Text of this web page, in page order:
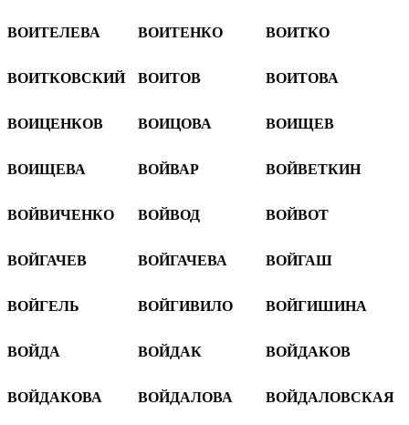
ВОИТЕЛЕВА ВОИТЕНКО ВОИТКО
ВОИТКОВСКИЙ ВОИТОВ ВОИТОВА
ВОИЦЕНКОВ ВОИЦОВА ВОИЩЕВ
ВОИЩЕВА ВОЙВАР ВОЙВЕТКИН
ВОЙВИЧЕНКО ВОЙВОД ВОЙВОТ
ВОЙГАЧЕВ ВОЙГАЧЕВА ВОЙГАШ
ВОЙГЕЛЬ ВОЙГИВИЛО ВОЙГИШИНА
ВОЙДА ВОЙДАК ВОЙДАКОВ
ВОЙДАКОВА ВОЙДАЛОВА ВОЙДАЛОВСКАЯ